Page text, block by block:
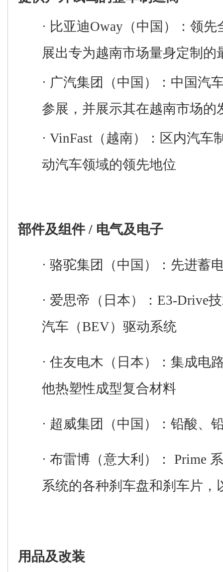
· 比亚迪Oway （中国） ： 领先
展出专为越南市场量身定制的
· 广汽集团 （中国）： 中国汽
参展 ， 并展示其在越南市场的
· VinFast （越南） ：区内汽车
动汽车领域的领先地位
部件及组件/ 电气及电子
· 骆驼集团 （中国） ： 先进蓄
· 爱思帝 （日本） ： E3-Drive
汽车 （BEV） 驱动系统
· 住友电木 （日本） ： 集成电
他热塑性成型复合材料
· 超威集团 （中国） ： 铅酸、
· 布雷博 （意大利） ： Prime
系统的各种刹车盘和刹车片 ，
用品及改装